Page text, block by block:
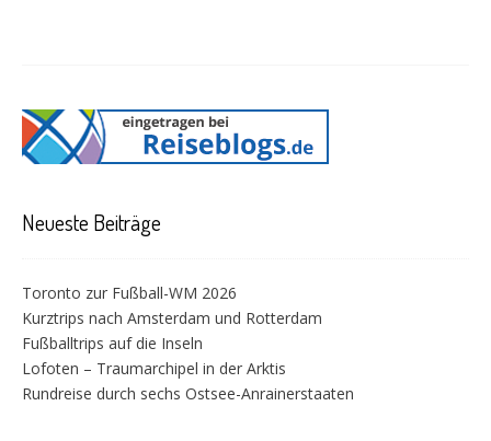
Neueste Beiträge
Toronto zur Fußball-WM 2026
Kurztrips nach Amsterdam und Rotterdam
Fußballtrips auf die Inseln
Lofoten – Traumarchipel in der Arktis
Rundreise durch sechs Ostsee-Anrainerstaaten